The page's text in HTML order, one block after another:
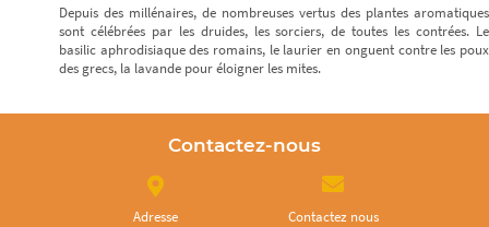
Depuis des millénaires, de nombreuses vertus des plantes aromatiques
sont célébrées par les druides, les sorciers, de toutes les contrées. Le
basilic aphrodisiaque des romains, le laurier en onguent contre les poux
des grecs, la lavande pour éloigner les mites.
Contactez-nous
Adresse Contactez nous